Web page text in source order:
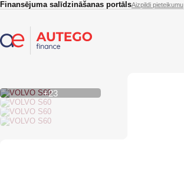
Skip to main content
Finansējuma salīdzināšanas portālsAizpildi pieteikumu
+23